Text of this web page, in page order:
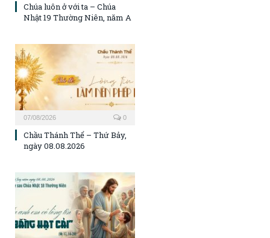
Chúa luôn ở với ta – Chúa
Nhật 19 Thường Niên, năm A
07/08/2026 0
Chầu Thánh Thể – Thứ Bảy,
ngày 08.08.2026